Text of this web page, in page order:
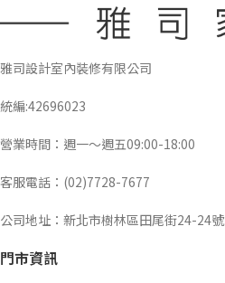
雅司設計室內裝修有限公司
統編:42696023
營業時間：週一～週五09:00-18:00
客服電話：(02)7728-7677
公司地址：新北市樹林區田尾街24-24號
門市資訊